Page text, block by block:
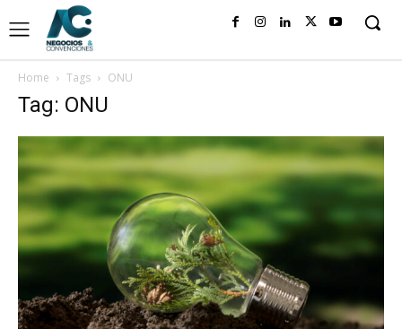
Home Tags ONU
Tag: ONU